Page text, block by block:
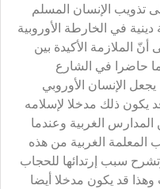
تذويب الإنسان المسلم
في الخارطة الأوروبية
الملازمة الأكيدة بين
حاضرا في الشارع
الإنسان الأوروبي
يكون ذلك مدخلا لإسلامه
الغربية وعندما
المعلمة الغربية من هذه
سبب إرتدائها للحجاب
وهذا قد يكون مدخلا أيضا